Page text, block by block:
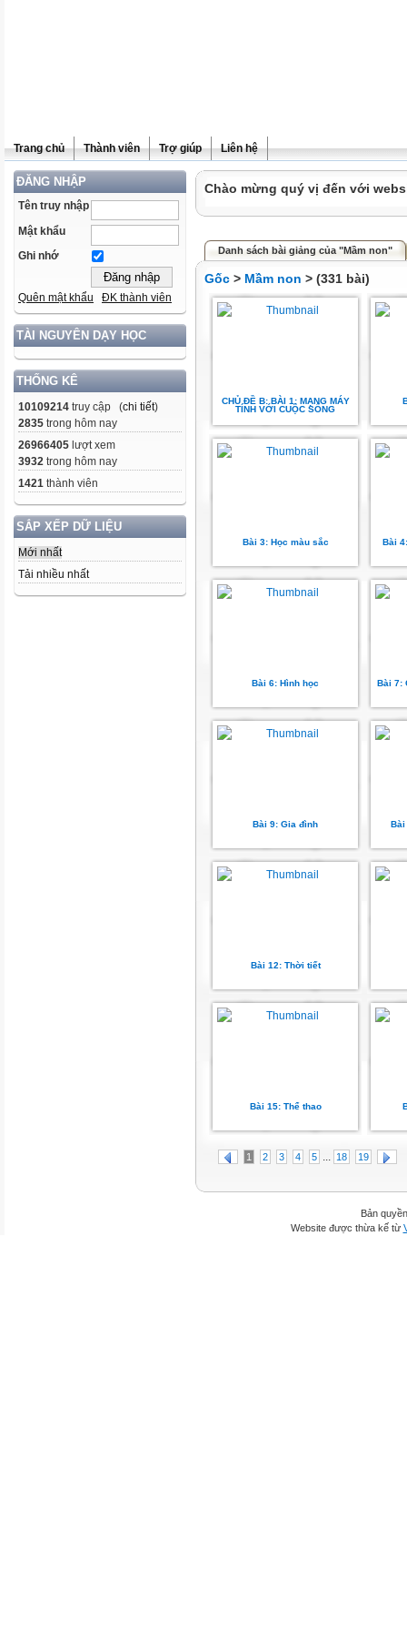
Trang chủ Thành viên Trợ giúp Liên hệ
ĐĂNG NHẬP
Tên truy nhập
Mật khẩu
Ghi nhớ
Quên mật khẩu ĐK thành viên
TÀI NGUYÊN DẠY HỌC
THỐNG KÊ
10109214 truy cập (chi tiết)
2835 trong hôm nay
26966405 lượt xem
3932 trong hôm nay
1421 thành viên
SẮP XẾP DỮ LIỆU
Mới nhất
Tải nhiều nhất
Chào mừng quý vị đến với
Danh sách bài giảng của "Mầm non"
Gốc > Mầm non > (331 bài)
CHỦ ĐỀ B: BÀI 1: MẠNG MÁY
TÍNH VỚI CUỘC SỐNG
Bài 3: Học màu sắc Bài
Bài 6: Hình học Bài 7:
Bài 9: Gia đình Bài
Bài 12: Thời tiết
Bài 15: Thể thao
1 2 3 4 5 ... 18 19
Bản
Website được thừa kế từ